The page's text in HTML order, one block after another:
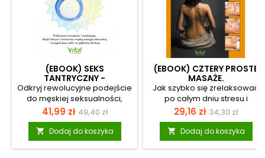
(EBOOK) SEKS
TANTRYCZNY -
PRZEWODNIK DLA
MĘŻCZYZN
Odkryj rewolucyjne podejście
do męskiej seksualności,
które koncentruje się
medytacji jako kluczu do
osiągnięcia seksualnego
spełniania! Korzystając z
tantrycznych wskazówek,
Cena
41,99 zł Cena
podstawowa
49,40 zł
 Dodaj do koszyka
(EBOOK) CZTERY PROSTE
MASAŻE.
Jak szybko się zrelaksować
po całym dniu stresu i
gonitwy? Z tą książką szybko i
skutecznie rozluźnisz napięte
mięśnie, pozbędziesz się bólu
kręgosłupa i naładujesz się
energią. Poznasz techniki
Cena
29,16 zł Cena
podstawowa
34,30 zł
 Dodaj do koszyka